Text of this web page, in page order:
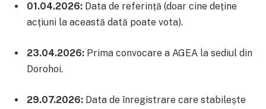
01.04.2026: Data de referință (doar cine deține
acțiuni la această dată poate vota).
23.04.2026: Prima convocare a AGEA la sediul din
Dorohoi.
29.07.2026: Data de înregistrare care stabilește